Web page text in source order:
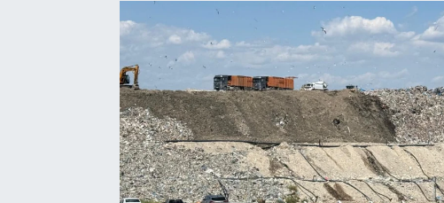
TEKNOLOJİ